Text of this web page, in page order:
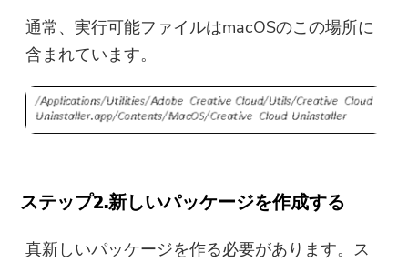
通常、実行可能ファイルはmacOSのこの場所に
含まれています。
ステップ2.新しいパッケージを作成する
真新しいパッケージを作る必要があります。ス